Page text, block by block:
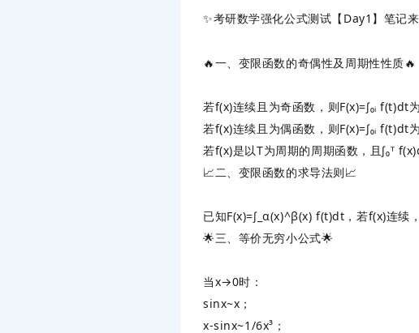
✨考研数学强化公式测试【Day1】笔记
🔥‌一、变限函数的奇偶性及周期性性质‌🔥
若f(x)连续且为‌奇函数 ，则F(x)=∫₀ᵢ f(t)dt
若f(x)连续且为‌偶函数 ，则F(x)=∫₀ᵢ f(t)dt
若f(x)是以T为周期的周期函数，且∫₀ᵀ
📈‌ 二、变限函数的求导法则‌📈
已知F(x)=∫_α(x)^β(x) f(t)dt，若f(x)连续
🌟‌三、等价无穷小公式‌🌟
当x→0时：
sinx~x；
x-sinx~1/6x³ ‌；